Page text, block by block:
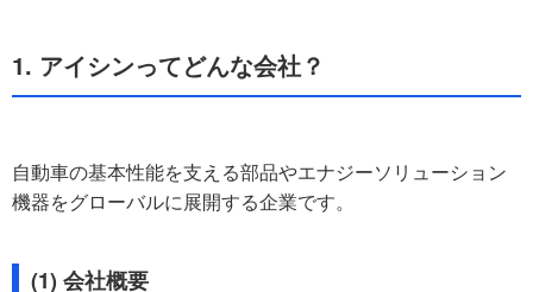
1. アイシンってどんな会社？
自動車の基本性能を支える部品やエナジーソリューション
機器をグローバルに展開する企業です。
(1) 会社概要